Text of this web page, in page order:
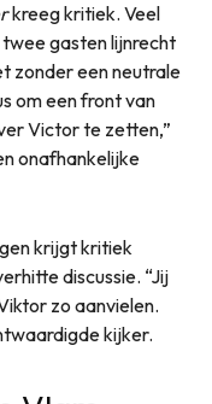
kreeg kritiek. Veel
gasten lijnrecht
zonder een neutrale
om een front van
Victor te zetten,”
onafhankelijke
krijgt kritiek
discussie. “Jij
zo aanvielen.
kijker.